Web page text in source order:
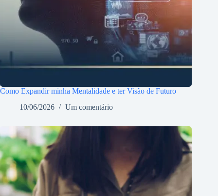
Como Expandir minha Mentalidade e ter Visão de Futuro
10/06/2026
Um comentário